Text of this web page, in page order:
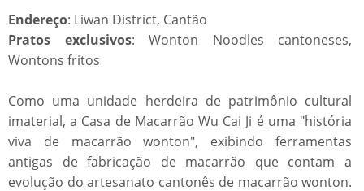
Endereço: Liwan District, Cantão
Pratos exclusivos: Wonton Noodles cantoneses,
Wontons fritos
Como uma unidade herdeira de patrimônio cultural
imaterial, a Casa de Macarrão Wu Cai Ji é uma "história
viva de macarrão wonton", exibindo ferramentas
antigas de fabricação de macarrão que contam a
evolução do artesanato cantonês de macarrão wonton.